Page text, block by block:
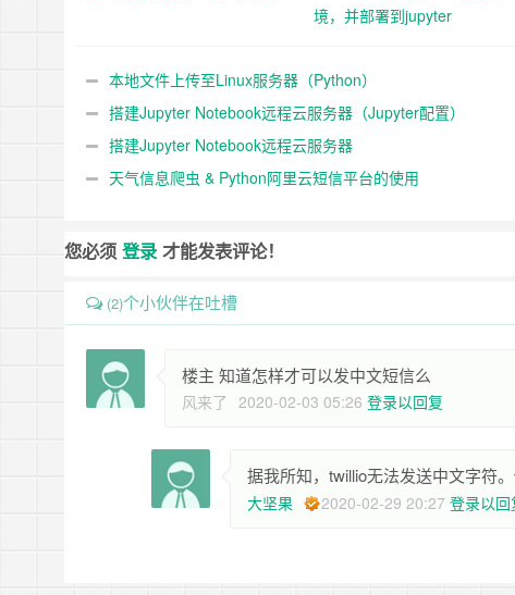
境，并部署到jupyter
本地文件上传至Linux服务器（Python）
搭建Jupyter Notebook远程云服务器（Jupyter配置）
搭建Jupyter Notebook远程云服务器
天气信息爬虫 & Python阿里云短信平台的使用
您必须 登录才能发表评论！
(2)个小伙伴在吐槽
楼主 知道怎样才可以发中文短信么
风来了 2020-02-03 05:26 登录以回复
据我所知，twillio无法发送中文字符
大坚果 2020-02-29 20:27 登录以回